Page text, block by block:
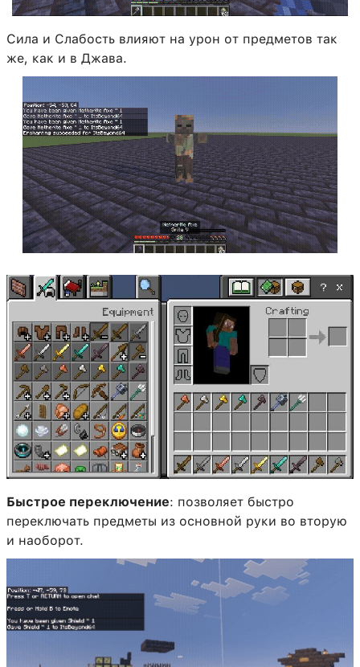
Сила и Слабость влияют на урон от предметов так
же, как и в Джава.
Быстрое переключение: позволяет быстро
переключать предметы из основной руки во вторую
и наоборот.